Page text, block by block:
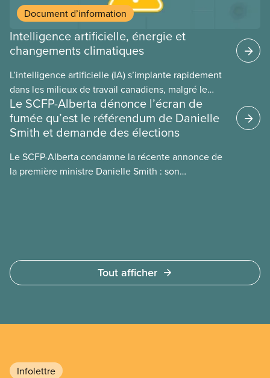
Document d’information
Intelligence artificielle, énergie et
changements climatiques
L’intelligence artificielle (IA) s’implante rapidement
dans les milieux de travail canadiens, malgré le
manque de lois et de règlements pour l’encadrer et
de tests menés en amont. Le présent document
d’information porte sur la consommation
environnementales, le rôle du secteur privé dans
l’intensification de ces conséquences et les
Le SCFP-Alberta dénonce l’écran de
fumée qu’est le référendum de Danielle
Smith et demande des élections
Le SCFP-Alberta condamne la récente annonce de
la première ministre Danielle Smith : son
Tout afficher
Infolettre